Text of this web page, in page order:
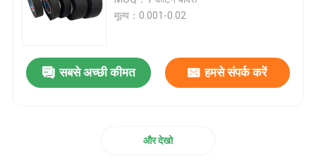
वायर हार्नेस रैपिंग टेप
मूल्य：0.001-0.02
सबसे अच्छी कीमत हमसे संपर्क करें
और देखो